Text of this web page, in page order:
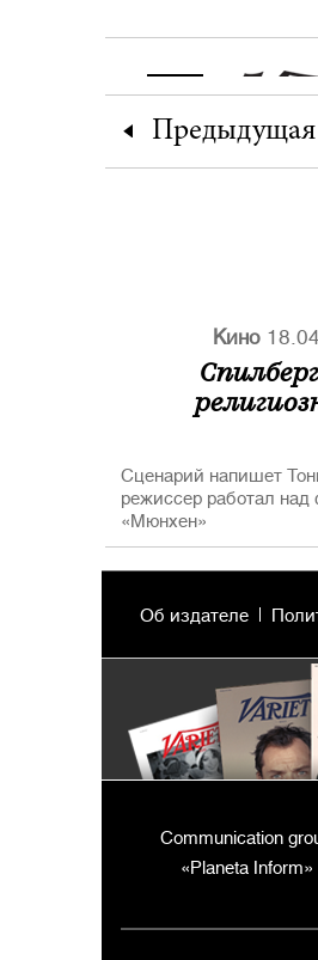
Предыдущая
Кино
Сценарий напишет
режиссер работал
«Мюнхен»
Об издателе
Communication
«Planeta Inform»